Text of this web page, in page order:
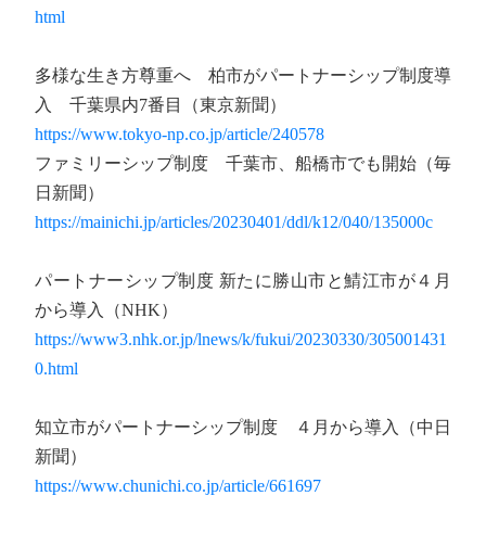
html
多様な生き方尊重へ 柏市がパートナーシップ制度導
入 千葉県内7番目（東京新聞）
https://www.tokyo-np.co.jp/article/240578
ファミリーシップ制度 千葉市、船橋市でも開始（毎
日新聞）
https://mainichi.jp/articles/20230401/ddl/k12/040/135000c
パートナーシップ制度 新たに勝山市と鯖江市が４月
から導入（NHK）
https://www3.nhk.or.jp/lnews/k/fukui/20230330/305001431
0.html
知立市がパートナーシップ制度 ４月から導入（中日
新聞）
https://www.chunichi.co.jp/article/661697